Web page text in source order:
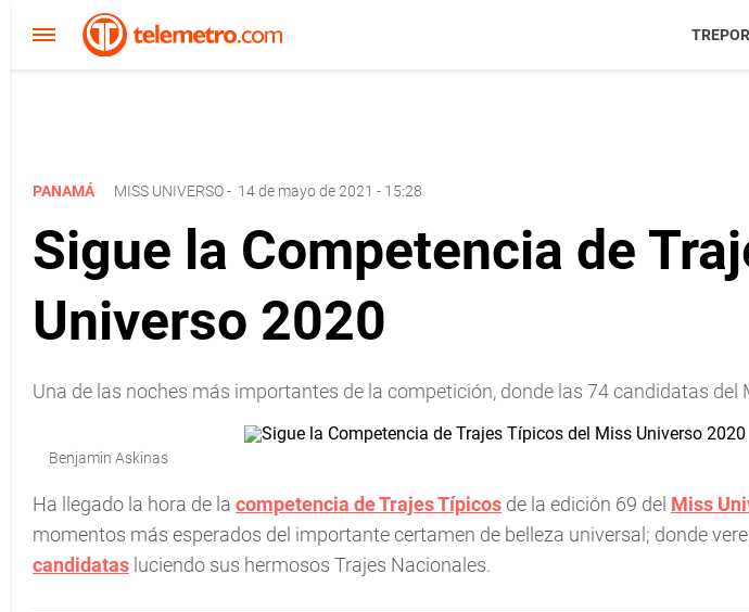
PANAMÁ MISS UNIVERSO- 14 de mayo de 2021 - 15:28
Sigue la Competencia de
Universo 2020
Una de las noches más importantes de la competición, donde las 74 candidatas
Benjamin Askinas
Ha llegado la hora de la competencia de Trajes Típicos de la edición 69 del Miss
momentos más esperados del importante certamen de belleza universal; donde
candidatas luciendo sus hermosos Trajes Nacionales.